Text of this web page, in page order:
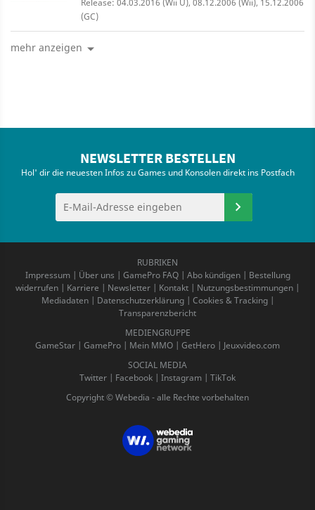
Release: 04.03.2016 (Wii U), 08.12.2006 (Wii), 15.12.2006
(GC)
mehr anzeigen
NEWSLETTER BESTELLEN
Hol' dir die neuesten Infos zu Games und Konsolen direkt ins Postfach
RUBRIKEN
Impressum| Über uns | GamePro FAQ| Abo kündigen| Bestellung
widerrufen | Karriere | Newsletter | Kontakt | Nutzungsbestimmungen |
Mediadaten| Datenschutzerklärung| Cookies & Tracking|
Transparenzbericht
MEDIENGRUPPE
GameStar | GamePro | Mein MMO | GetHero | Jeuxvideo.com
SOCIAL MEDIA
Twitter | Facebook | Instagram | TikTok
Copyright © Webedia - alle Rechte vorbehalten